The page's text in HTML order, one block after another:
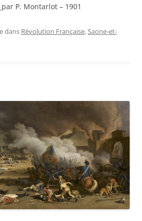
par P. Montarlot – 1901
dans Révolution Française,Saone-et-